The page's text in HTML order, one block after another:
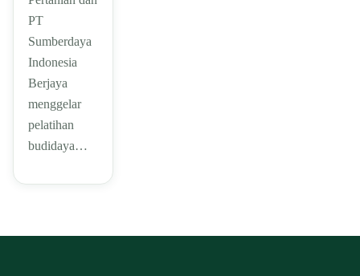
PT
Sumberdaya
Indonesia
Berjaya
menggelar
pelatihan
budidaya…